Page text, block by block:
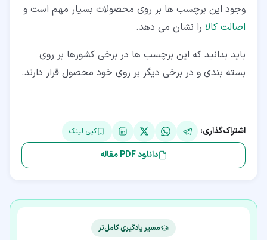
وجود این برچسب ها بر روی محصولات بسیار مهم است و
اصالت کالا را نشان می دهد.
باید بدانید که این برچسب ها در برخی کشورها بر روی
بسته بندی و در برخی دیگر بر روی خود محصول قرار دارند.
اشتراک‌گذاری: کپی لینک
دانلود PDF مقاله
مسیر یادگیری کامل‌تر